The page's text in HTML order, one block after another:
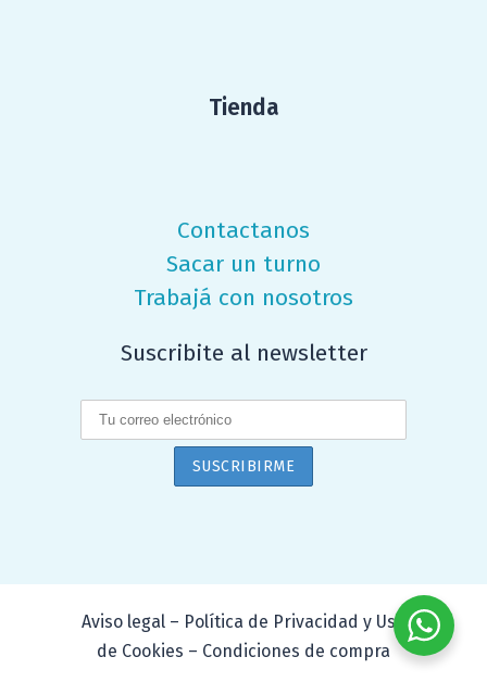
Tienda
Contactanos
Sacar un turno
Trabajá con nosotros
Suscribite al newsletter
Aviso legal – Política de Privacidad y Uso
de Cookies – Condiciones de compra